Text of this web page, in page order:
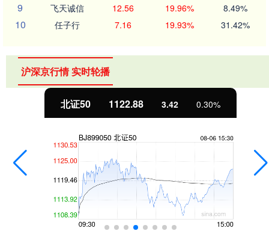
9 飞天诚信 12.56 19.96% 8.49%
10 任子行 7.16 19.93% 31.42%
沪深京行情 实时轮播
北证50 1122.88 3.42 0.30%